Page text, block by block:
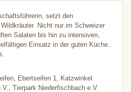
setzt den
Nicht nur im Schweizer
Salaten bis hin zu intensiven,
Einsatz in der guten Küche..
Ebertseifen 1, Katzwinkel
Tierpark Niederfischbach e.V.